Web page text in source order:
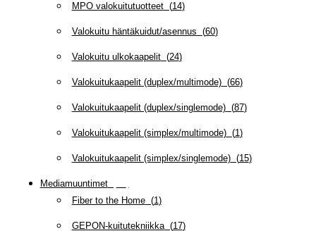
MPO valokuitutuotteet(14)
Valokuitu häntäkuidut/asennus (60)
Valokuitu ulkokaapelit(24)
Valokuitukaapelit (duplex/multimode)(66)
Valokuitukaapelit (duplex/singlemode)(87)
Valokuitukaapelit (simplex/multimode)(1)
Valokuitukaapelit (simplex/singlemode)(15)
Mediamuuntimet(
Fiber to the Home(1)
GEPON-kuitutekniikka(17)